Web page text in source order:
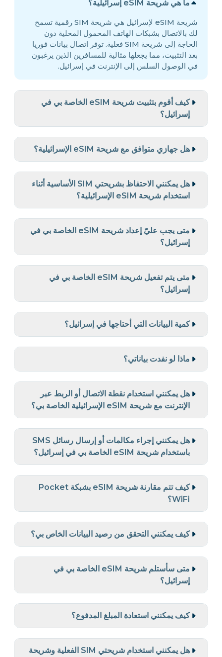
ما هي شريحة eSIM إسرائيلية؟
شريحة eSIM لإسرائيل هي شريحة SIM رقمية تسمح
لك بالاتصال بشبكات الهاتف المحمول المحلية دون
الحاجة إلى شريحة SIM فعلية. توفر اتصال بيانات فوريا
بعد التثبيت، مما يجعلها مثالية للمسافرين الذين يرغبون
في الوصول السلس إلى الإنترنت في إسرائيل.
كيف أقوم بتثبيت شريحة eSIM الخاصة بي في
إسرائيل؟
هل جهازي متوافق مع شريحة eSIM الإسرائيلية؟
هل يمكنني الاحتفاظ بشريحتي SIM الأساسية أثناء
استخدام شريحة eSIM الإسرائيلية؟
متى يجب عليّ إعداد شريحة eSIM الخاصة بي في
إسرائيل؟
متى يتم تفعيل شريحة eSIM الخاصة بي في
إسرائيل؟
كمية البيانات التي أحتاجها في إسرائيل؟
ماذا لو نفدت بياناتي؟
هل يمكنني استخدام نقطة الاتصال أو الربط عبر
الإنترنت مع شريحة eSIM الإسرائيلية الخاصة بي؟
هل يمكنني إجراء مكالمات أو إرسال رسائل SMS
باستخدام شريحة eSIM الخاصة بي في إسرائيل؟
كيف تتم مقارنة شريحة eSIM بشبكة Pocket
WiFi؟
كيف يمكنني التحقق من رصيد البيانات الخاص بي؟
متى سأستلم شريحة eSIM الخاصة بي في
إسرائيل؟
كيف يمكنني استعادة المبلغ المدفوع؟
هل يمكنني استخدام شريحتي SIM الفعلية وشريحة